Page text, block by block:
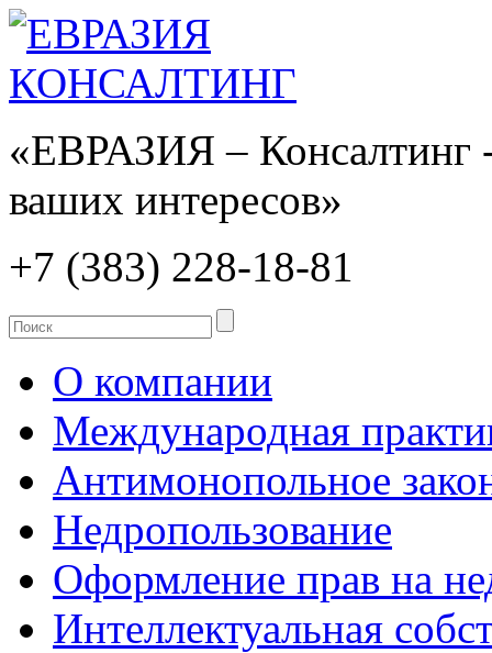
«ЕВРАЗИЯ – Консалтинг
ваших интересов»
+7 (383) 228-18-81
О компании
Международная
Антимонопольное
Недропользование
Оформление прав на
Интеллектуальная